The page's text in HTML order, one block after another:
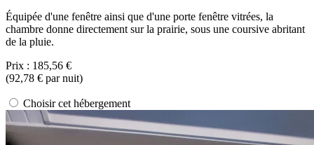
Équipée d'une fenêtre ainsi que d'une porte fenêtre vitrées, la
chambre donne directement sur la prairie, sous une coursive abritant
de la pluie.
Prix : 185,56 €
(92,78 € par nuit)
Choisir cet hébergement